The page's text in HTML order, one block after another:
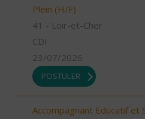
Plein (H/F)
41 - Loir-et-Cher
CDI
23/07/2026
POSTULER
Accompagnant Educatif et